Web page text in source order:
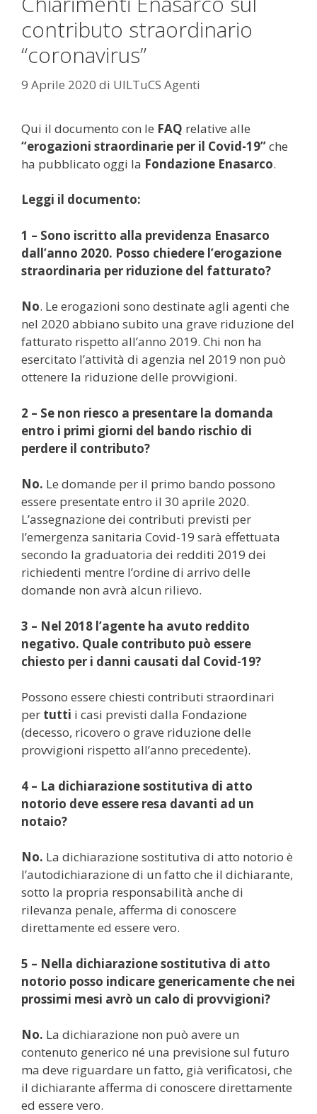
contributo straordinario
“coronavirus”
9 Aprile 2020 di UILTuCS Agenti
Qui il documento con le FAQ relative alle
“erogazioni straordinarie per il Covid-19”che
ha pubblicato oggi la Fondazione Enasarco.
Leggi il documento:
1 – Sono iscritto alla previdenza Enasarco
dall’anno 2020. Posso chiedere l’erogazione
straordinaria per riduzione del fatturato?
No. Le erogazioni sono destinate agli agenti che
nel 2020 abbiano subito una grave riduzione del
fatturato rispetto all’anno 2019. Chi non ha
esercitato l’attività di agenzia nel 2019 non può
ottenere la riduzione delle provvigioni.
2 – Se non riesco a presentare la domanda
entro i primi giorni del bando rischio di
perdere il contributo?
No. Le domande per il primo bando possono
essere presentate entro il 30 aprile 2020.
L’assegnazione dei contributi previsti per
l’emergenza sanitaria Covid-19 sarà effettuata
secondo la graduatoria dei redditi 2019 dei
richiedenti mentre l’ordine di arrivo delle
domande non avrà alcun rilievo.
3 – Nel 2018 l’agente ha avuto reddito
negativo. Quale contributo può essere
chiesto per i danni causati dal Covid-19?
Possono essere chiesti contributi straordinari
per tutti i casi previsti dalla Fondazione
(decesso, ricovero o grave riduzione delle
provvigioni rispetto all’anno precedente).
4 – La dichiarazione sostitutiva di atto
notorio deve essere resa davanti ad un
notaio?
No. La dichiarazione sostitutiva di atto notorio è
l’autodichiarazione di un fatto che il dichiarante,
sotto la propria responsabilità anche di
rilevanza penale, afferma di conoscere
direttamente ed essere vero.
5 – Nella dichiarazione sostitutiva di atto
notorio posso indicare genericamente che nei
prossimi mesi avrò un calo di provvigioni?
No. La dichiarazione non può avere un
contenuto generico né una previsione sul futuro
ma deve riguardare un fatto, già verificatosi, che
il dichiarante afferma di conoscere direttamente
ed essere vero.